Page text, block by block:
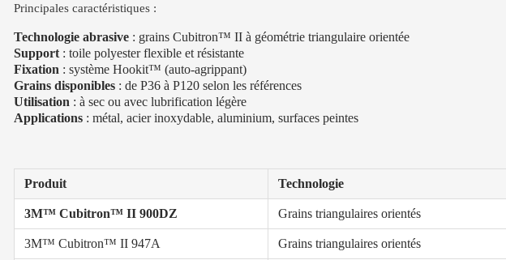
Principales caractéristiques :
Technologie abrasive : grains Cubitron™ II à géométrie triangulaire orientée
Support : toile polyester flexible et résistante
Fixation : système Hookit™ (auto-agrippant)
Grains disponibles : de P36 à P120 selon les références
Utilisation : à sec ou avec lubrification légère
Applications : métal, acier inoxydable, aluminium, surfaces peintes
Produit Technologie
3M™ Cubitron™ II 900DZ Grains triangulaires orientés
3M™ Cubitron™ II 947A Grains triangulaires orientés